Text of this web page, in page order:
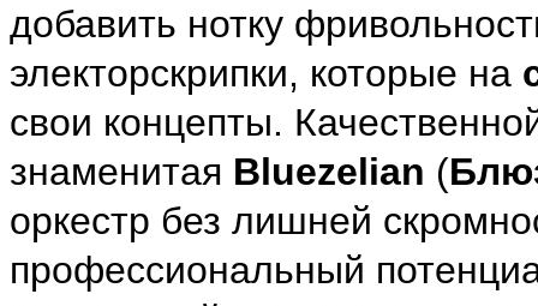
добавить нотку
электорскрипки, которые на
свои концепты.
знаменитая Bluezelian (
оркестр без лишней
профессиональный